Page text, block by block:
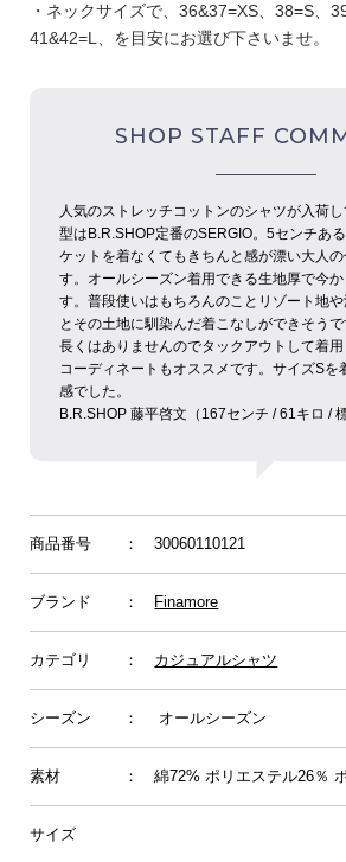
・ネックサイズで、36&37=XS、38=S、
41&42=L、を目安にお選び下さいませ。
SHOP STAFF
人気のストレッチコットンのシャツが入荷
型はB.R.SHOP定番のSERGIO。5センチあ
ケットを着なくてもきちんと感が漂い大人
す。オールシーズン着用できる生地厚で今
す。普段使いはもちろんのことリゾート地
とその土地に馴染んだ着こなしができそう
長くはありませんのでタックアウトして着
コーディネートもオススメです。サイズSを
感でした。
B.R.SHOP 藤平啓文（167センチ / 61キロ /
商品番号 ： 30060110121
ブランド ： Finamore
カテゴリ ： カジュアルシャツ
シーズン ： オールシーズン
素材 ： 綿72% ポリエステル26％
サイズ